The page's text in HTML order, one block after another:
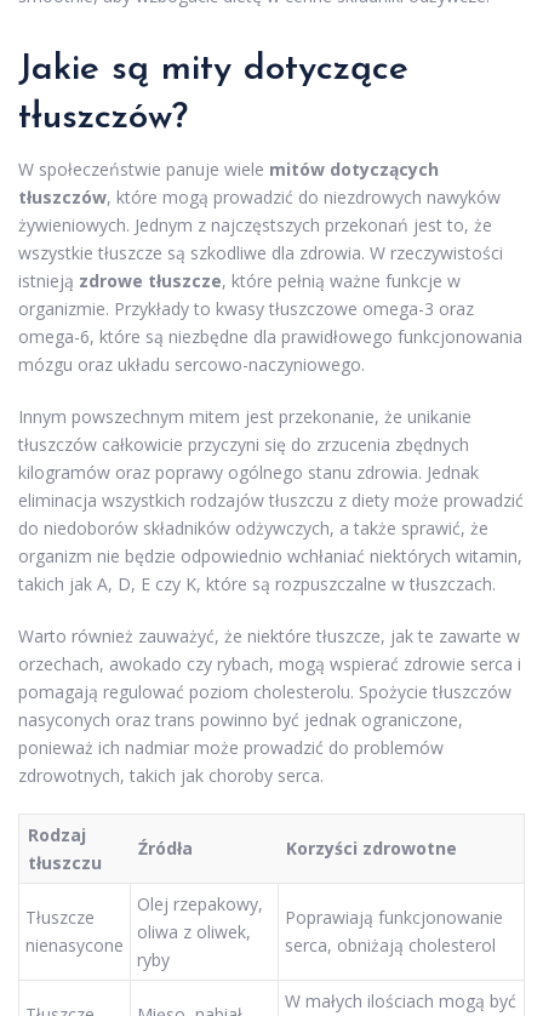
Jakie są mity dotyczące
tłuszczów?
W społeczeństwie panuje wiele mitów dotyczących
tłuszczów, które mogą prowadzić do niezdrowych nawyków
żywieniowych. Jednym z najczęstszych przekonań jest to, że
wszystkie tłuszcze są szkodliwe dla zdrowia. W rzeczywistości
istnieją zdrowe tłuszcze, które pełnią ważne funkcje w
organizmie. Przykłady to kwasy tłuszczowe omega-3 oraz
omega-6, które są niezbędne dla prawidłowego funkcjonowania
mózgu oraz układu sercowo-naczyniowego.
Innym powszechnym mitem jest przekonanie, że unikanie
tłuszczów całkowicie przyczyni się do zrzucenia zbędnych
kilogramów oraz poprawy ogólnego stanu zdrowia. Jednak
eliminacja wszystkich rodzajów tłuszczu z diety może prowadzić
do niedoborów składników odżywczych, a także sprawić, że
organizm nie będzie odpowiednio wchłaniać niektórych witamin,
takich jak A, D, E czy K, które są rozpuszczalne w tłuszczach.
Warto również zauważyć, że niektóre tłuszcze, jak te zawarte w
orzechach, awokado czy rybach, mogą wspierać zdrowie serca i
pomagają regulować poziom cholesterolu. Spożycie tłuszczów
nasyconych oraz trans powinno być jednak ograniczone,
ponieważ ich nadmiar może prowadzić do problemów
zdrowotnych, takich jak choroby serca.
Rodzaj
tłuszczu
Źródła Korzyści zdrowotne
Tłuszcze
nienasycone
Olej rzepakowy,
oliwa z oliwek,
ryby
Poprawiają funkcjonowanie
serca, obniżają cholesterol
W małych ilościach mogą być